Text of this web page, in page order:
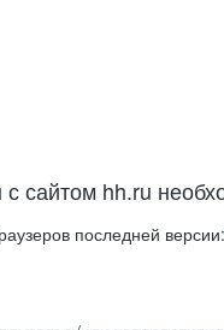
сайтом hh.ru
последней версии: